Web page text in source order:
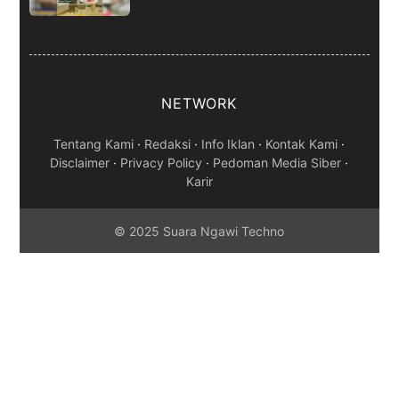
NETWORK
Tentang Kami · Redaksi · Info Iklan · Kontak Kami ·
Disclaimer · Privacy Policy · Pedoman Media Siber ·
Karir
© 2025 Suara Ngawi Techno